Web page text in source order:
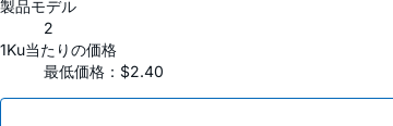
製品モデル
2
1Ku当たりの価格
最低価格：$2.40